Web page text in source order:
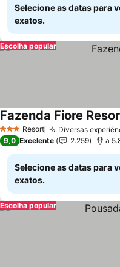
Selecione as datas para
exatos.
Escolha popular
3 EstrelasResort Diversas
Fazenda Fiore
9,0 Excelente 2.259 a
Selecione as datas para
exatos.
Escolha popular